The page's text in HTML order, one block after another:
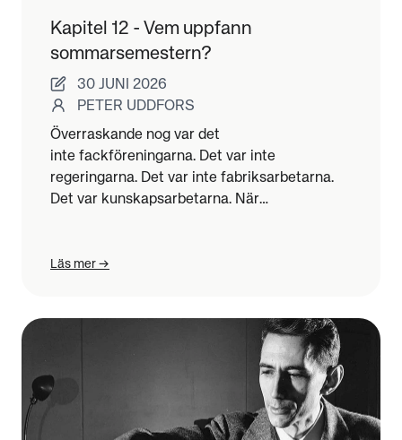
Kapitel 12 - Vem uppfann
sommarsemestern?
30 JUNI 2026
PETER UDDFORS
Överraskande nog var det
inte fackföreningarna. Det var inte
regeringarna. Det var inte fabriksarbetarna.
Det var kunskapsarbetarna. När
Till skillnad från fabriksarbetare slet
Läs mer